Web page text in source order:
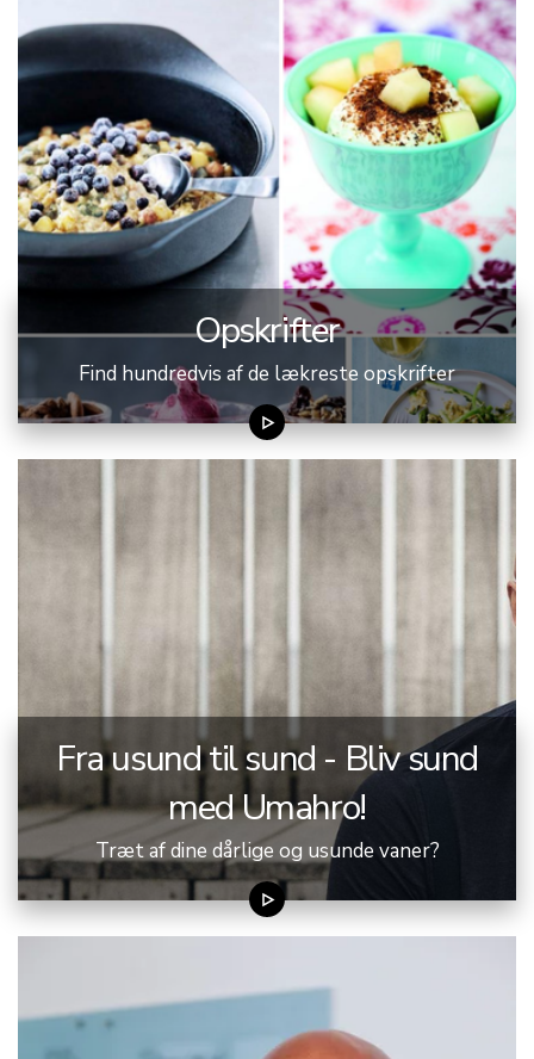
Opskrifter
Find hundredvis af de lækreste opskrifter
Fra usund til sund - Bliv sund
med Umahro!
Træt af dine dårlige og usunde vaner?